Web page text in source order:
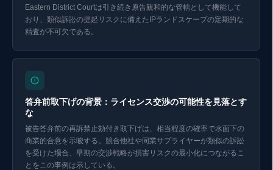
Eastern District Courtは引き続き原告親和的な管轄として機能して
おり、類似訴訟の提起リスクに備えたIPランドスケープの定期的な
精査が不可欠である。
答弁前取下げの背景：ライセンス交渉の可能性を見落とす
な
被告答弁前の再訴禁止効付き取下げは、相当程度の確率で水面下の
商業的合意を示唆する。競合他社や同業サプライヤーが類似の訴訟
を受けた場合、早期の交渉戦略が損害リスクの最小化につながるこ
とをこの事例は示している。